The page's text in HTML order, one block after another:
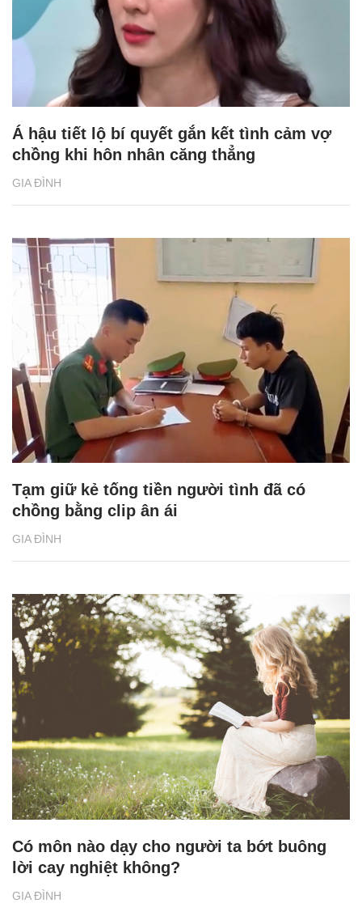
GIA ĐÌNH
Á hậu tiết lộ bí quyết gắn kết tình cảm vợ
chồng khi hôn nhân căng thẳng
GIA ĐÌNH
Tạm giữ kẻ tống tiền người tình đã có
chồng bằng clip ân ái
GIA ĐÌNH
Có môn nào dạy cho người ta bớt buông
lời cay nghiệt không?